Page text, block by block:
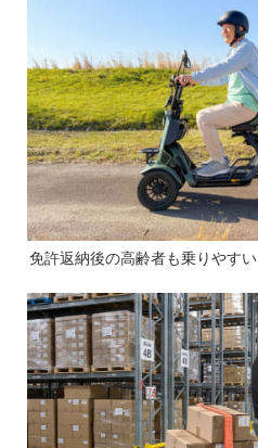
免許返納後の高齢者も乗りやすい